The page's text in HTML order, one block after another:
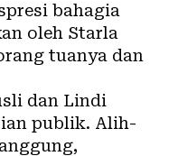
bahagia
oleh Starla
tuanya dan
dan Lindi
publik. Alih-